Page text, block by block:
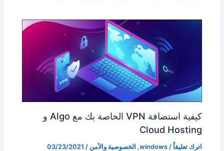
كيفية استضافة VPN الخاصة بك مع Algo و
Cloud Hosting
اترك تعليقاً /
windows
, الخصوصية والأمن /
03/23/2021